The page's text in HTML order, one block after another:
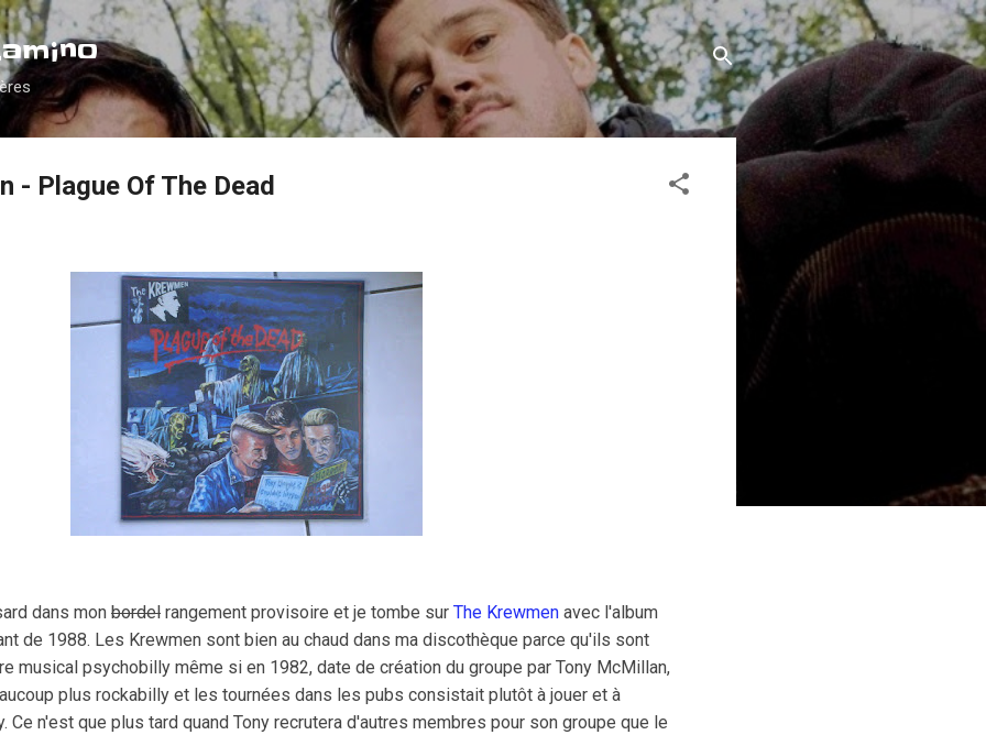
Accéder au contenu principal
- Plague Of The Dead
dans mon bordel rangement provisoire et je tombe sur The Krewmen avec l'album
de 1988. Les Krewmen sont bien au chaud dans ma discothèque parce qu'ils sont
musical psychobilly même si en 1982, date de création du groupe par Tony McMillan,
plus rockabilly et les tournées dans les pubs consistait plutôt à jouer et à
Ce n'est que plus tard quand Tony recrutera d'autres membres pour son groupe que le